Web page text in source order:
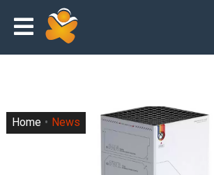
Home News